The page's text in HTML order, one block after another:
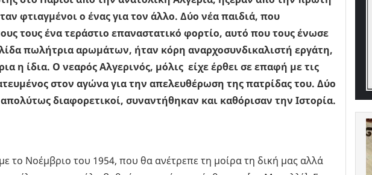
φτιαγμένοι ο ένας για τον άλλο. Δύο νέα παιδιά, που
τους ένα τεράστιο επαναστατικό φορτίο, αυτό που τους ένωσε
πωλήτρια αρωμάτων, ήταν κόρη αναρχοσυνδικαλιστή εργάτη,
η ίδια. Ο νεαρός Αλγερινός, μόλις είχε έρθει σε επαφή με τις
στον αγώνα για την απελευθέρωση της πατρίδας του. Δύο
διαφορετικοί, συναντήθηκαν και καθόρισαν την Ιστορία.
το Νοέμβριο του 1954, που θα ανέτρεπε τη μοίρα τη δική μας αλλά